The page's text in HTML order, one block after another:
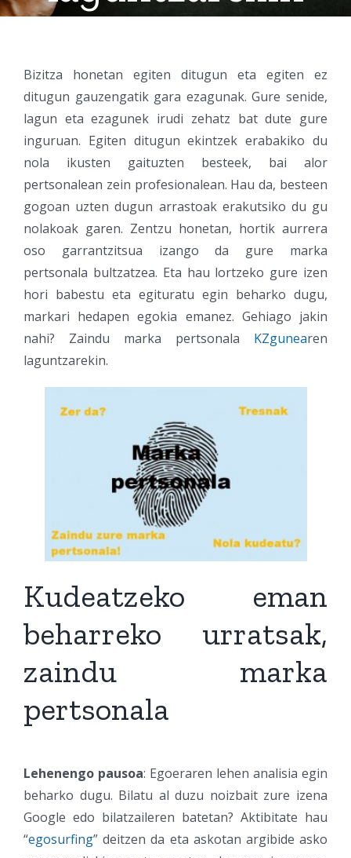
Bizitza honetan egiten ditugun eta egiten ez
ditugun gauzengatik gara ezagunak. Gure senide,
lagun eta ezagunek irudi zehatz bat dute gure
inguruan. Egiten ditugun ekintzek erabakiko du
nola ikusten gaituzten besteek, bai alor
pertsonalean zein profesionalean. Hau da, besteen
gogoan uzten dugun arrastoak erakutsiko du gu
nolakoak garen. Zentzu honetan, hortik aurrera
oso garrantzitsua izango da gure marka
pertsonala bultzatzea. Eta hau lortzeko gure izen
hori babestu eta egituratu egin beharko dugu,
markari hedapen egokia emanez. Gehiago jakin
nahi? Zaindu marka pertsonala KZgunearen
laguntzarekin.
Kudeatzeko eman
beharreko urratsak,
zaindu marka
pertsonala
Lehenengo pausoa: Egoeraren lehen analisia egin
beharko dugu. Bilatu al duzu noizbait zure izena
Google edo bilatzaileren batetan? Aktibitate hau
“egosurfing” deitzen da eta askotan argibide asko